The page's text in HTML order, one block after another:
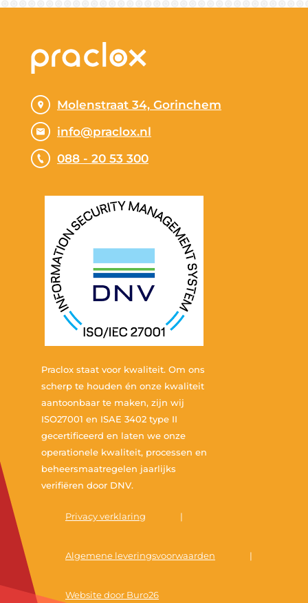
Molenstraat 34, Gorinchem
info@praclox.nl
088 - 20 53 300
Praclox staat voor kwaliteit. Om ons
scherp te houden én onze kwaliteit
aantoonbaar te maken, zijn wij
ISO27001 en ISAE 3402 type II
gecertificeerd en laten we onze
operationele kwaliteit, processen en
beheersmaatregelen jaarlijks
verifiëren door DNV.
Privacy verklaring |
Algemene leveringsvoorwaarden |
Website door Buro26